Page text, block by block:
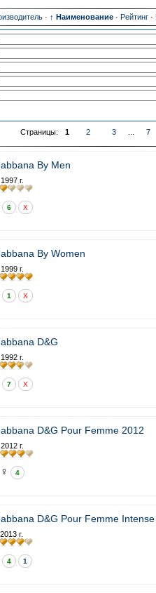
· ↑ Наименование· Рейтинг·
Страницы: 1 2 3 7
By Men
1997 г.
6 X
By Women
1999 г.
1 X
D&G
1992 г.
7 X
D&G Pour Femme 2012
2012 г.
♀ 4
D&G Pour Femme Intense
2013 г.
4 1